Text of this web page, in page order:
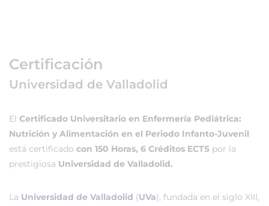
Certificación
Universidad de Valladolid
El Certificado Universitario en Enfermería Pediátrica:
Nutrición y Alimentación en el Periodo Infanto-Juvenil
está certificado con 150 Horas, 6 Créditos ECTS por la
prestigiosa Universidad de Valladolid.
La Universidad de Valladolid (UVa), fundada en el siglo XIII,